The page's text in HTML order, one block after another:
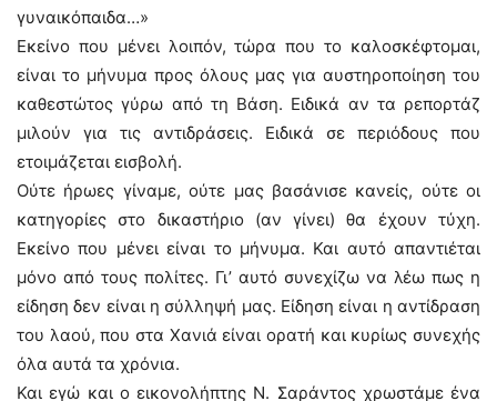
γυναικόπαιδα…»
Εκείνο που μένει λοιπόν, τώρα που το καλοσκέφτομαι,
είναι το μήνυμα προς όλους μας για αυστηροποίηση του
καθεστώτος γύρω από τη Βάση. Ειδικά αν τα ρεπορτάζ
μιλούν για τις αντιδράσεις. Ειδικά σε περιόδους που
ετοιμάζεται εισβολή.
Ούτε ήρωες γίναμε, ούτε μας βασάνισε κανείς, ούτε οι
κατηγορίες στο δικαστήριο (αν γίνει) θα έχουν τύχη.
Εκείνο που μένει είναι το μήνυμα. Και αυτό απαντιέται
μόνο από τους πολίτες. Γι’ αυτό συνεχίζω να λέω πως η
είδηση δεν είναι η σύλληψή μας. Είδηση είναι η αντίδραση
του λαού, που στα Χανιά είναι ορατή και κυρίως συνεχής
όλα αυτά τα χρόνια.
Και εγώ και ο εικονολήπτης Ν. Σαράντος χρωστάμε ένα